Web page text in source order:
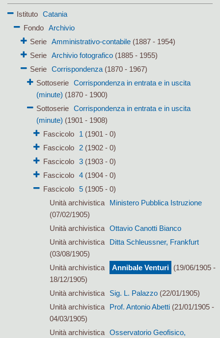
Istituto
Catania
Fondo
Archivio
Serie Amministrativo-contabile(1887 - 1954)
Serie Archivio fotografico(1885 - 1955)
Serie Corrispondenza(1870 - 1967)
Sottoserie
Corrispondenza in entrata e in uscita
(minute) (1870 - 1900)
Sottoserie
Corrispondenza in entrata e in uscita
(minute) (1901 - 1908)
Fascicolo
1 (1901 - 0)
Fascicolo
2(1902 - 0)
Fascicolo
3(1903 - 0)
Fascicolo
4(1904 - 0)
Fascicolo
5(1905 - 0)
Unità archivistica
Ministero Pubblica Istruzione
(07/02/1905)
Unità archivistica Ottavio Canotti Bianco
Unità archivistica
Ditta Schleussner, Frankfurt
(03/08/1905)
Unità archivistica
Annibale Venturi (19/06/1905 -
18/12/1905)
Unità archivistica
Sig. L. Palazzo(22/01/1905)
Unità archivistica
Prof. Antonio Abetti(21/01/1905 -
04/03/1905)
Unità archivistica Osservatorio Geofisico,